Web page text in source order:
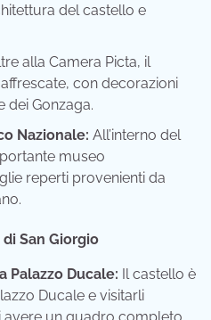
del castello e
alla Camera Picta, il
con decorazioni
dei Gonzaga.
Nazionale: All’interno del
museo
reperti provenienti da
San Giorgio
Palazzo Ducale: Il castello è
Ducale e visitarli